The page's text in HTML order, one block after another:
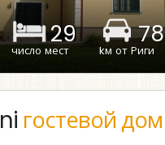
29
число мест
78
kм от Риги
гостевой дом